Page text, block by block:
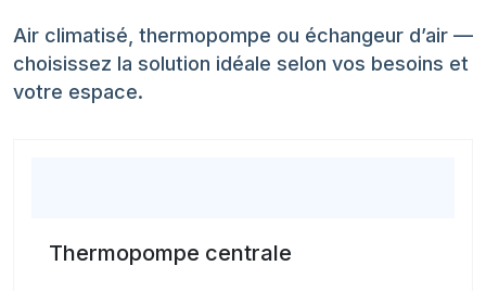
Air climatisé, thermopompe ou échangeur d’air —
choisissez la solution idéale selon vos besoins et
votre espace.
Thermopompe centrale